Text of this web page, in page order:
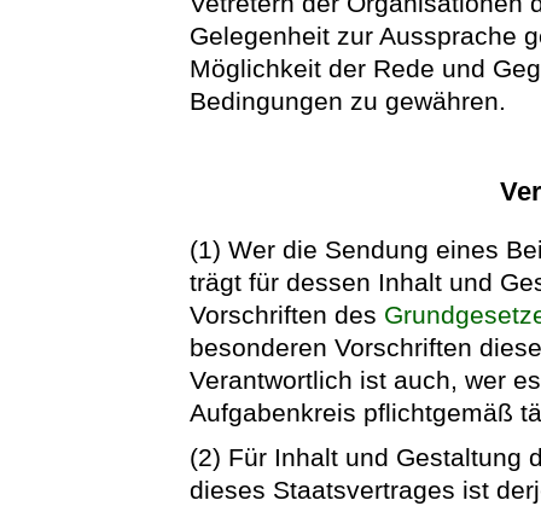
Gelegenheit zur Aussprache
Möglichkeit der Rede und
Bedingungen zu gewähren.
(1) Wer die Sendung eines
trägt für dessen Inhalt und
Vorschriften des
besonderen Vorschriften
Verantwortlich ist auch, wer
Aufgabenkreis pflichtgemäß
(2) Für Inhalt und Gestaltung
dieses Staatsvertrages ist